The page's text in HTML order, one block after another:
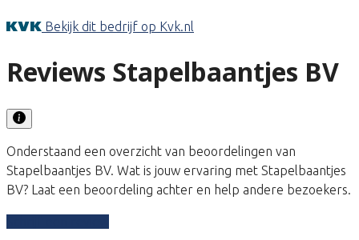
Bekijk dit bedrijf op Kvk.nl
Reviews Stapelbaantjes BV
Onderstaand een overzicht van beoordelingen van
Stapelbaantjes BV. Wat is jouw ervaring met Stapelbaantjes
BV? Laat een beoordeling achter en help andere bezoekers.